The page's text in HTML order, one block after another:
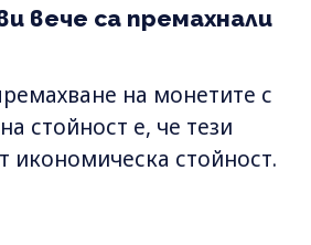
вече са премахнали
на монетите с
стойност е, че тези
икономическа стойност.